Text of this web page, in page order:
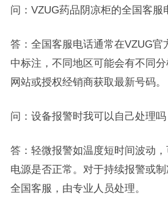
问：VZUG药品阴凉柜的全国客服
答：全国客服电话通常在VZUG官
中标注，不同地区可能会有不同
网站或授权经销商获取最新号码。
问：设备报警时我可以自己处理吗
答：轻微报警如温度短时间波动
电源是否正常。对于持续报警或
全国客服，由专业人员处理。